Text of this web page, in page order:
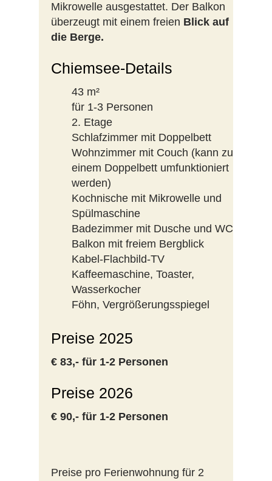
Mikrowelle ausgestattet. Der Balkon
überzeugt mit einem freien Blick auf
die Berge.
Chiemsee-Details
43 m²
für 1-3 Personen
2. Etage
Schlafzimmer mit Doppelbett
Wohnzimmer mit Couch (kann zu
einem Doppelbett umfunktioniert
werden)
Kochnische mit Mikrowelle und
Spülmaschine
Badezimmer mit Dusche und WC
Balkon mit freiem Bergblick
Kabel-Flachbild-TV
Kaffeemaschine, Toaster,
Wasserkocher
Föhn, Vergrößerungsspiegel
Preise 2025
€ 83,- für 1-2 Personen
Preise 2026
€ 90,- für 1-2 Personen
Preise pro Ferienwohnung für 2